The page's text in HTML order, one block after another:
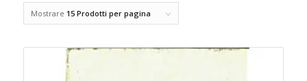
Mostrare 15 Prodotti per pagina